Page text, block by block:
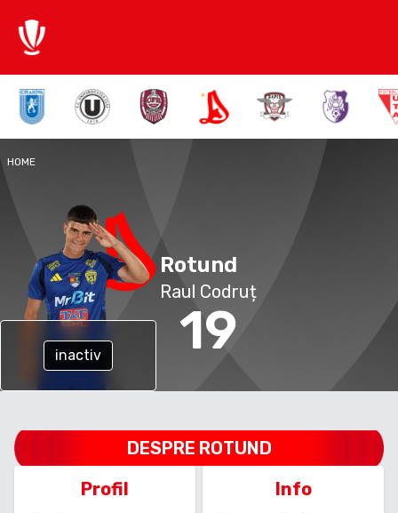
HOME
inactiv 19
Rotund
Raul Codruț
DESPRE ROTUND
Profil
Info